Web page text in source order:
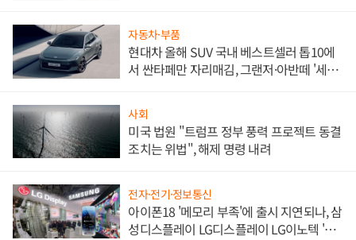
자동차·부품
현대차 올해 SUV 국내 베스트셀러 톱10에
서 싼타페만 자리매김, 그랜저·아반떼 '세단
사회
미국 법원 "트럼프 정부 풍력 프로젝트 동결
조치는 위법", 해제 명령 내려
전자·전기·정보통신
아이폰18 '메모리 부족'에 출시 지연되나, 삼
성디스플레이 LG디스플레이 LG이노텍 '탈